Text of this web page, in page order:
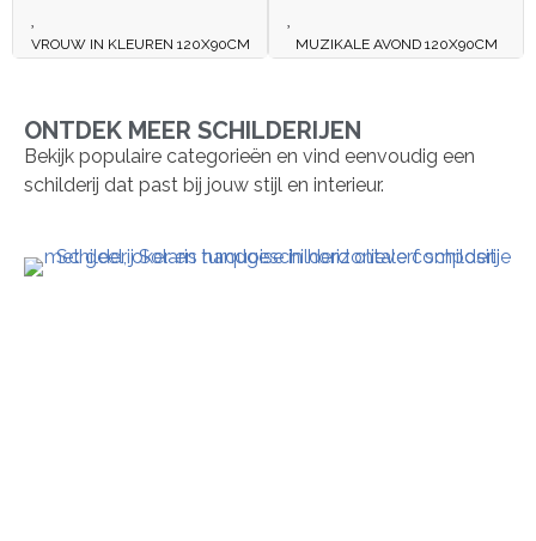
VROUW IN KLEUREN 120X90CM MUZIKALE AVOND 120X90CM
ONTDEK MEER SCHILDERIJEN
Bekijk populaire categorieën en vind eenvoudig een
schilderij dat past bij jouw stijl en interieur.